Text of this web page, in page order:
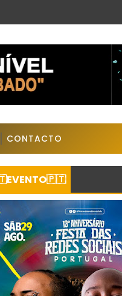
CONTACTO